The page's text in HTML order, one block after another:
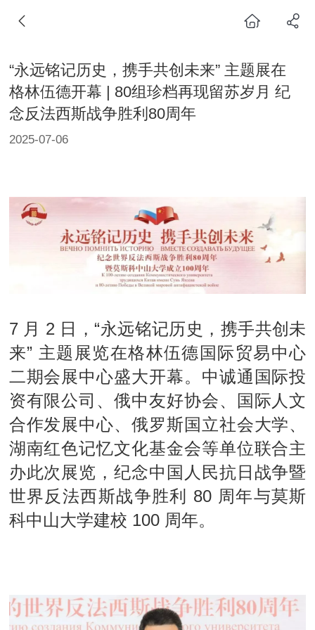
“永远铭记历史，携手共创未来” 主题展在
格林伍德开幕 | 80组珍档再现留苏岁月 纪
念反法西斯战争胜利80周年
2025-07-06
7 月 2 日，“永远铭记历史，携手共创未
来” 主题展览在格林伍德国际贸易中心
二期会展中心盛大开幕。中诚通国际投
资有限公司、俄中友好协会、
国际人文
合作发展中心、俄罗斯国立社会大学、
湖南红色记忆文化基金会等单位联合主
办此次展览，纪念中国人民抗日战争暨
世界反法西斯战争胜利
80 周年与莫斯
科中山大学建校 100 周年。